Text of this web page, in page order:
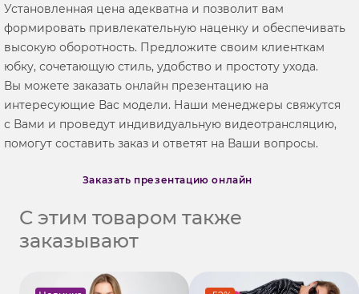
Установленная цена адекватна и позволит вам
формировать привлекательную наценку и обеспечивать
высокую оборотность. Предложите своим клиенткам
юбку, сочетающую стиль, удобство и простоту ухода.
Вы можете заказать онлайн презентацию на
интересующие Вас модели. Наши менеджеры свяжутся
с Вами и проведут индивидуальную видеотрансляцию,
помогут составить заказ и ответят на Ваши вопросы.
Заказать презентацию онлайн
С этим товаром также
заказывают